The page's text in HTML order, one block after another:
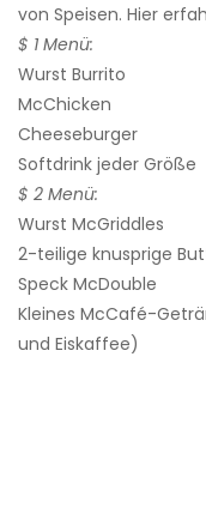
von Speisen. Hier
$ 1 Menü:
Wurst Burrito
McChicken
Cheeseburger
Softdrink jeder Größe
$ 2 Menü:
Wurst McGriddles
2-teilige knusprige
Speck McDouble
Kleines McCafé-
und Eiskaffee)